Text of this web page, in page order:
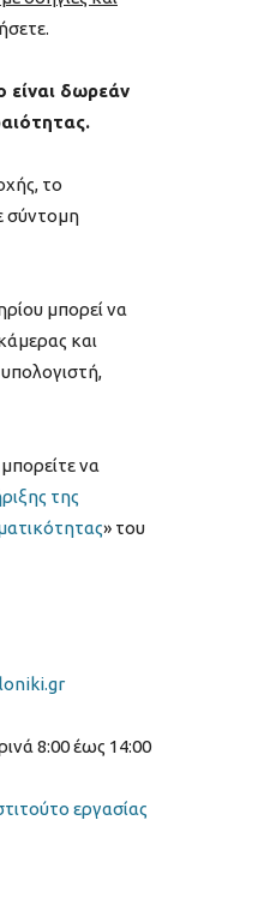
είναι δωρεάν
το
σύντομη
μπορεί να
και
να
της
» του
8:00 έως 14:00
εργασίας